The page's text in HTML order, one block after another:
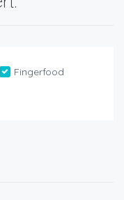
Fingerfood